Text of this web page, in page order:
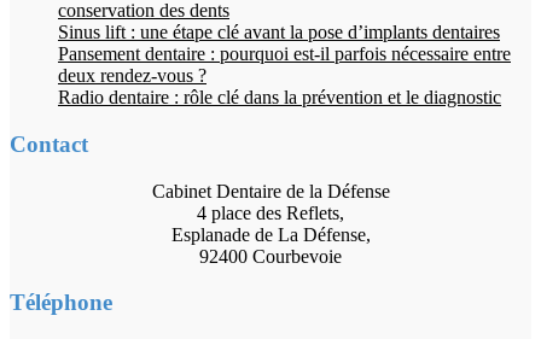
conservation des dents
Sinus lift : une étape clé avant la pose d’implants dentaires
Pansement dentaire : pourquoi est-il parfois nécessaire entre
deux rendez-vous ?
Radio dentaire : rôle clé dans la prévention et le diagnostic
Contact
Cabinet Dentaire de la Défense
4 place des Reflets,
Esplanade de La Défense,
92400 Courbevoie
Téléphone